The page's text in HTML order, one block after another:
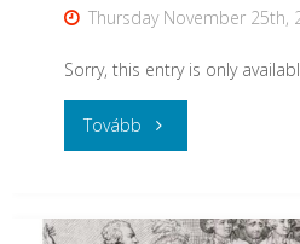
Thursday November 25th,
Sorry, this entry is only
Tovább
Tanszékünk